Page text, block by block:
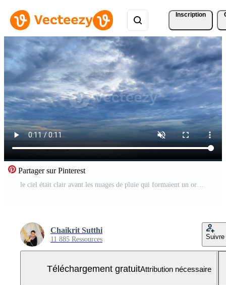
Inscription
Partager sur Pinterest
le ciel était clair avant les nuages de pluie qui formaient un orage. Vidéo Gratuite
Chaikrit Sutthi
11 885 Ressources Suivre
Téléchargement gratuitAttribution nécessaire